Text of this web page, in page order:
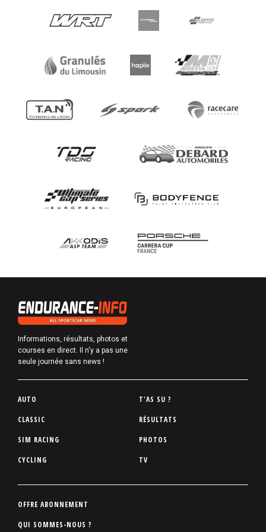
Informations, résultats, photos et
courses en direct. Il n'y a pas une
seule journée sans news !
P
d
d
p
e
AUTO
CLASSIC
SIM RACING
CYCLING
T'AS SU ?
RÉSULTATS
PHOTOS
TV
P
OFFRE ABONNEMENT
QUI SOMMES-NOUS ?